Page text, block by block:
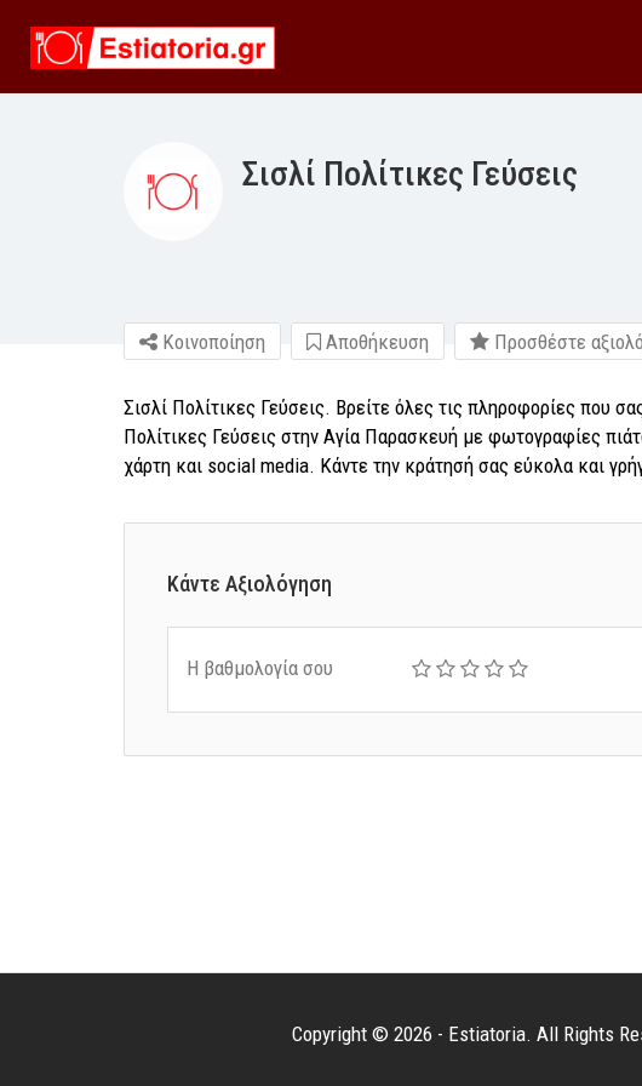
Σισλί Πολίτικες Γεύσεις
Κοινοποίηση Αποθήκευση Προσθέστε
Σισλί Πολίτικες Γεύσεις. Βρείτε όλες τις πληροφορίες που
Πολίτικες Γεύσεις στην Αγία Παρασκευή με φωτογραφίες
χάρτη και social media. Κάντε την κράτησή σας εύκολα και
Κάντε Αξιολόγηση
Η βαθμολογία σου
Copyright © 2026 - Estiatoria. All Rights